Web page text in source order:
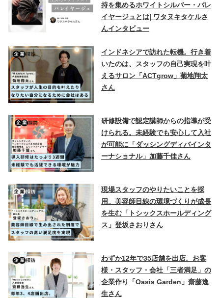
持を集めるホワイトシルバー・バレ
イヤージュとは| ワタヌキタケルさ
んインタビュー
インドネシアで訪れた転機。行き着
いたのは、スタッフの自己実現を叶
えるサロン「ACTgrow」菊地翔太
さん
研修設備で認定講師からの指導が受
けられる。未経験でも安心して入社
が可能に「ダッシングディバインタ
ーナショナル」加藤千佳さん
現場スタッフのやりたいことを採
用。美容師目線の環境づくりが成長
を生む「トシックスホールディング
ス」登坂さおりさん
わずか12年で35店舗を出店。お客
様・スタッフ・会社「三者満足」の
企業作り「Oasis Garden」齋藤逸
生さん